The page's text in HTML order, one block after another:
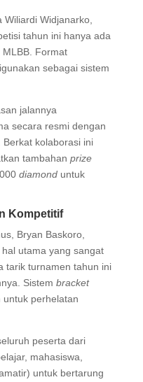
Widjanarko,
tahun ini hanya ada
MLBB. Format
sebagai sistem
jalannya
secara resmi dengan
kolaborasi ini
tambahan prize
diamonduntuk
Kompetitif
Bryan Baskoro,
utama yang sangat
tarik turnamen tahun ini
Sistem bracket
untuk perhelatan
peserta dari
mahasiswa,
untuk bertarung